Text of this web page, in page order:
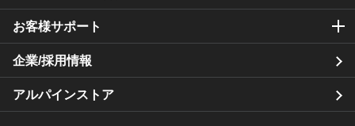
お客様サポート
企業/採用情報
アルパインストア